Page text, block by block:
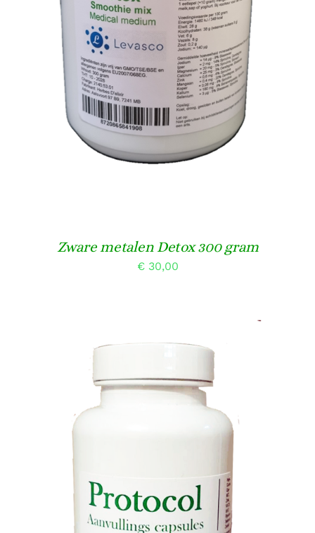
TOEVOEGEN AAN WINKELWAGEN
DETAILS
Zware metalen Detox 300 gram
€30,00
TOEVOEGEN AAN WINKELWAGEN